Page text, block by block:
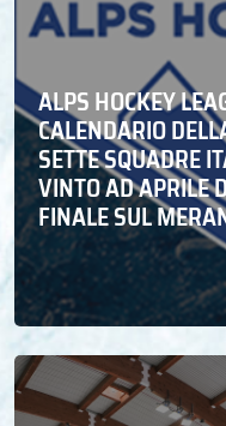
ALPS HOCKEY
CALENDARIO
SETTE SQUADRE
VINTO AD APRILE
FINALE SUL